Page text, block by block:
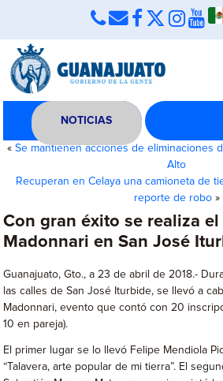
NOTICIAS
« Se mantienen acciones de eliminaciones
Alto
Recuperan en Celaya una camioneta de
reporte de robo»
Con gran éxito se realiza el
Madonnari en San José
Guanajuato, Gto., a 23 de abril de 2018.-
las calles de San José Iturbide, se llevó a
Madonnari, evento que contó con 20
10 en pareja).
El primer lugar se lo llevó Felipe Mendiola
“Talavera, arte popular de mi tierra”. El